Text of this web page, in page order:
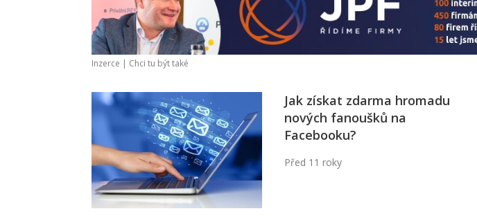
Inzerce | Chci tu být také
Jak získat zdarma hromadu
nových fanoušků na
Facebooku?
Před 11 roky